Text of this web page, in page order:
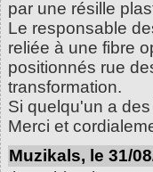
par une résille
Le responsable
reliée à une fibre
positionnés rue
transformation.
Si quelqu'un a
Merci et
Muzikals, le 31/